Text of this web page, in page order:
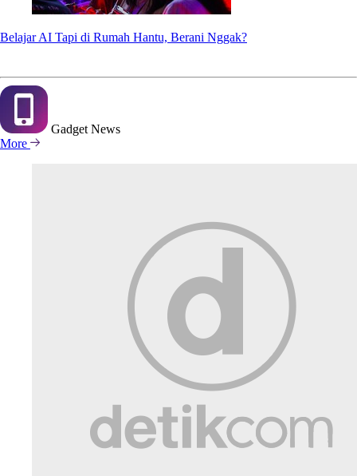
Belajar AI Tapi di Rumah Hantu, Berani Nggak?
Gadget News
More